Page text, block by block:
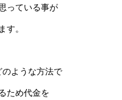
っている事が
す。
のような方法で
ため代金を